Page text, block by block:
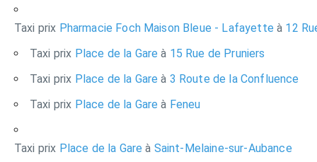
Taxi prix Pharmacie Foch Maison Bleue - Lafayetteà 12
Taxi prix Place de la Gareà 15 Rue de Pruniers
Taxi prix Place de la Gareà 3 Route de la Confluence
Taxi prix Place de la Gareà Feneu
Taxi prix Place de la Gareà Saint-Melaine-sur-Aubance